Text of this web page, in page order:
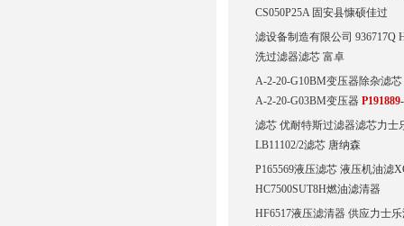
CS050P25A 固安县慷硕佳过
滤设备制造有限公司 936717Q
洗过滤器滤芯 富卓
A-2-20-G10BM变压器除杂滤
A-2-20-G03BM变压器 P191889
滤芯 优耐特斯过滤器滤芯力士
LB11102/2滤芯 唐纳森
P165569液压滤芯 液压机油滤
HC7500SUT8H燃油滤清器
HF6517液压滤清器 供应力士